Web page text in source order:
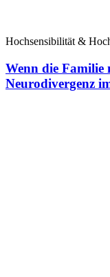
Hochsensibilität &
Wenn die Familie
Neurodivergenz